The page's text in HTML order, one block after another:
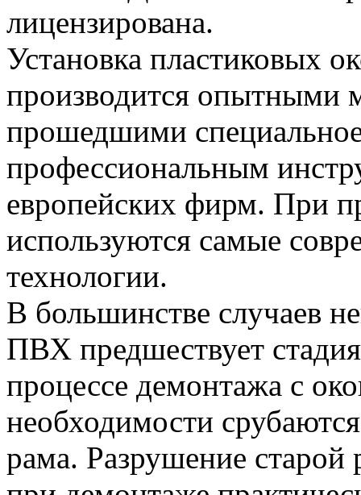
лицензирована.
Установка пластиковых
производится опытными
прошедшими
профессиональным
европейских фирм. При
используются самые
технологии.
В большинстве случаев
ПВХ предшествует
процессе демонтажа с
необходимости
рама. Разрушение